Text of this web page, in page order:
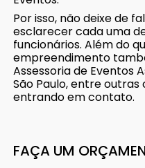
Por isso, não deixe de
esclarecer cada uma
funcionários. Além do
empreendimento
Assessoria de Eventos
São Paulo, entre outras
entrando em contato.
FAÇA UM